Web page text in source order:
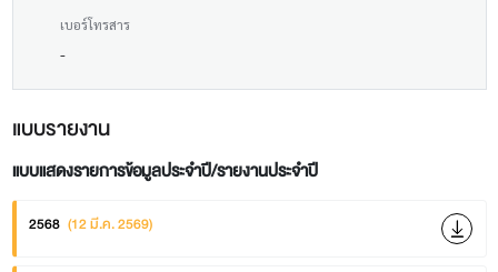
เบอร์โทรสาร
-
แบบรายงาน
แบบแสดงรายการข้อมูลประจำปี/รายงานประจำปี
2568 (12 มี.ค. 2569)